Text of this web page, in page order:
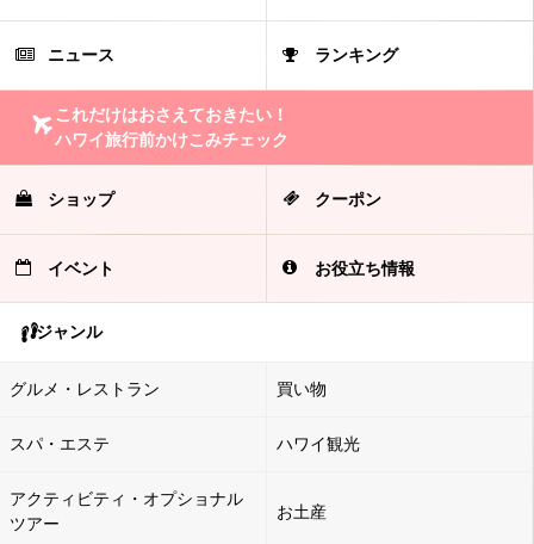
ニュース ランキング
これだけはおさえておきたい！
ハワイ旅行前かけこみチェック
ショップ クーポン
イベント お役立ち情報
ジャンル
グルメ・レストラン 買い物
スパ・エステ ハワイ観光
アクティビティ・オプショナル
ツアー
お土産